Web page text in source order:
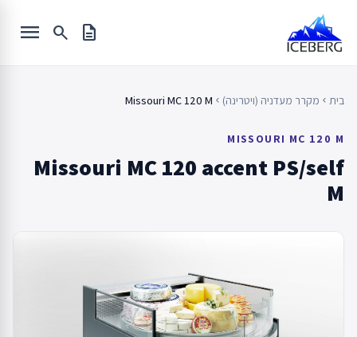
content
description
search
menu
בית chevron_left מקרר מעדניה (ויטרינה) chevron_left
Missouri MC 120 M
MISSOURI MC 120 M
Missouri MC 120 accent PS/self
M